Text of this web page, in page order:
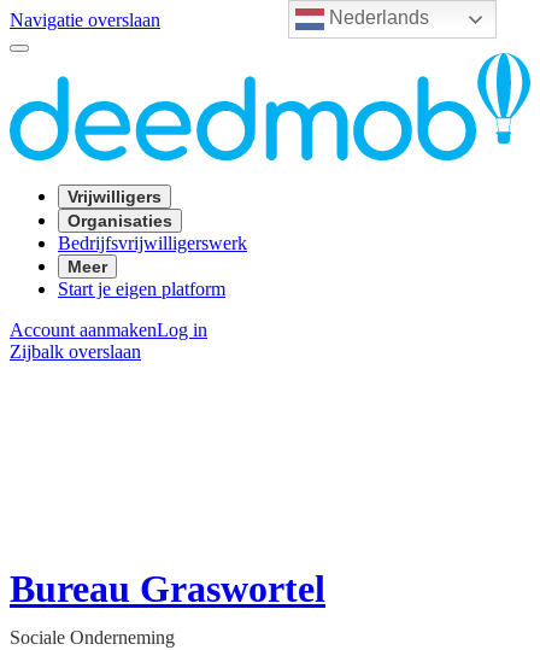
Nederlands
Navigatie overslaan
Vrijwilligers
Organisaties
Bedrijfsvrijwilligerswerk
Meer
Start je eigen platform
Account aanmakenLog in
Zijbalk overslaan
Bureau Graswortel
Sociale Onderneming